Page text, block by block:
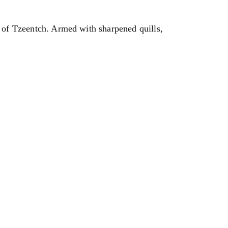
Tzeentch. Armed with sharpened quills,